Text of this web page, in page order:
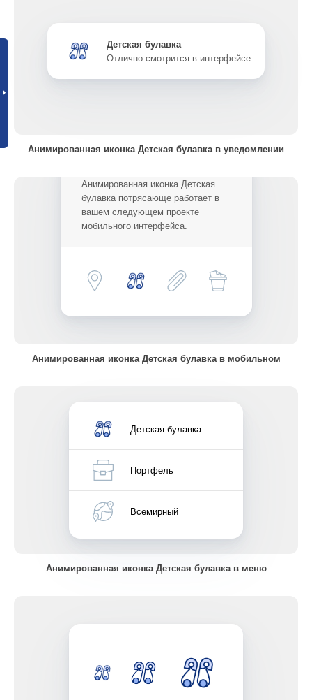
Детская булавка
Отлично смотрится в интерфейсе
Анимированная иконка Детская булавка в уведомлении
Анимированная иконка Детская
булавка потрясающе работает в
вашем следующем проекте
мобильного интерфейса.
Анимированная иконка Детская булавка в мобильном
Детская булавка
Портфель
Всемирный
Анимированная иконка Детская булавка в меню